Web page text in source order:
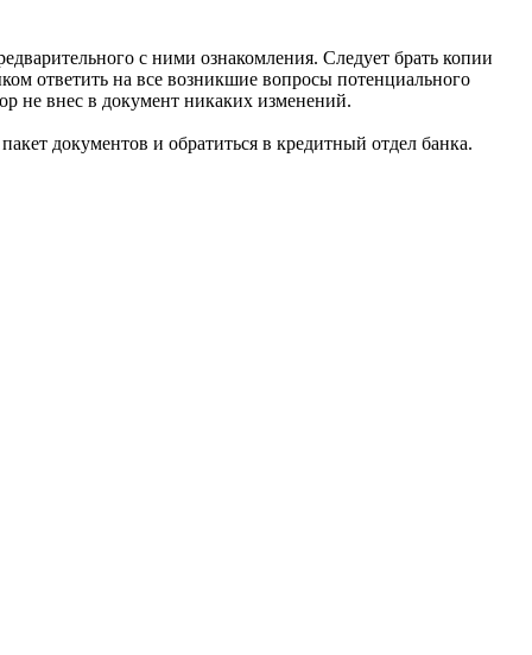
с ними ознакомления. Следует брать копии
ответить на все возникшие вопросы потенциального
не внес в документ никаких изменений.
пакет документов и обратиться в кредитный отдел банка.